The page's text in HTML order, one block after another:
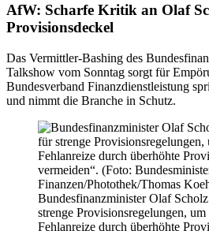
AfW: Scharfe Kritik an Olaf
Provisionsdeckel
Das Vermittler-Bashing des
Talkshow vom Sonntag sorgt für
Bundesverband Finanzdienstleistung
und nimmt die Branche in Schutz.
Bundesfinanzminister Olaf
strenge Provisionsregelungen,
Fehlanreize durch überhöhte